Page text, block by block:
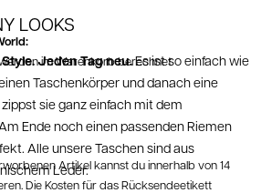
im Warenkorb berechnet
Artikel kannst du innerhalb von 14
Die Kosten für das Rücksendeetikett
LOOKS
Jeden Tag neu.Es ist so einfach wie
Taschenkörper und danach eine
sie ganz einfach mit dem
Ende noch einen passenden Riemen
Alle unsere Taschen sind aus
Leder.